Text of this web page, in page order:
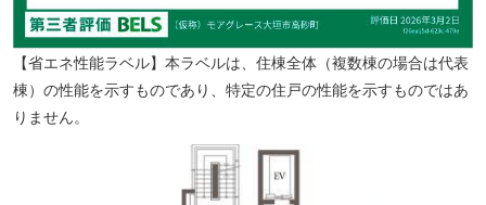
馬渕消化器内科クリニック 徒歩4分（約250m）
【省エネ性能ラベル】本ラベルは、住棟全体（複数棟の場合は代表
棟）の性能を示すものであり、特定の住戸の性能を示すものではあ
りません。